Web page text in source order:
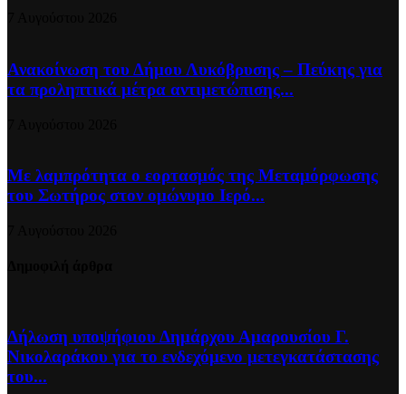
Ανακοίνωση του Δήμου Λυκόβρυσης – Πεύκης για
τα προληπτικά μέτρα αντιμετώπισης...
Με λαμπρότητα ο εορτασμός της Μεταμόρφωσης
του Σωτήρος στον ομώνυμο Ιερό...
Δήλωση υποψήφιου Δημάρχου Αμαρουσίου Γ.
Νικολαράκου για το ενδεχόμενο μετεγκατάστασης
του...